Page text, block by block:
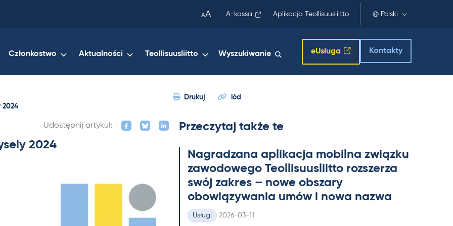
AA A-kassa Aplikacja Teollisuusliitto Polski
Członkostwo Aktualności Teollisuusliitto Wyszukiwanie eUsługa Kontakty
2024
Drukuj lód
Udostępnij artykuł:
2024
Przeczytaj także te
Na­gradzana apli­kacja mo­bilna związku
zawo­dowego Teol­li­suus­liitto rozszerza
swój za­kres – nowe obszary
obowiązywa­nia umów i nowa nazwa
Kategorie
Usługi Kirjoitettu
2026-03-11
your
clipboard.)